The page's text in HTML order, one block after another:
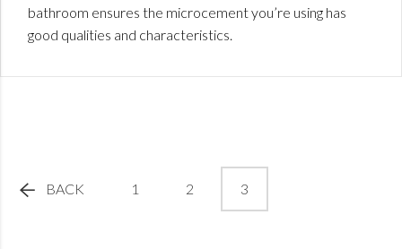
bathroom ensures the microcement you’re using has
good qualities and characteristics.
BACK 1 2 3